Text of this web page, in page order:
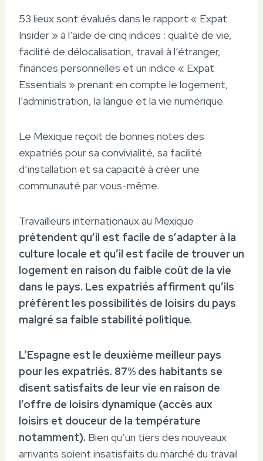
53 lieux sont évalués dans le rapport « Expat
Insider » à l’aide de cinq indices : qualité de vie,
facilité de délocalisation, travail à l’étranger,
finances personnelles et un indice « Expat
Essentials » prenant en compte le logement,
l’administration, la langue et la vie numérique.
Le Mexique reçoit de bonnes notes des
expatriés pour sa convivialité, sa facilité
d’installation et sa capacité à créer une
communauté par vous-même.
Travailleurs internationaux au Mexique
prétendent qu’il est facile de s’adapter à la
culture locale et qu’il est facile de trouver un
logement en raison du faible coût de la vie
dans le pays. Les expatriés affirment qu’ils
préfèrent les possibilités de loisirs du pays
malgré sa faible stabilité politique.
L’Espagne est le deuxième meilleur pays
pour les expatriés. 87% des habitants se
disent satisfaits de leur vie en raison de
l’offre de loisirs dynamique (accès aux
loisirs et douceur de la température
notamment). Bien qu’un tiers des nouveaux
arrivants soient insatisfaits du marché du travail